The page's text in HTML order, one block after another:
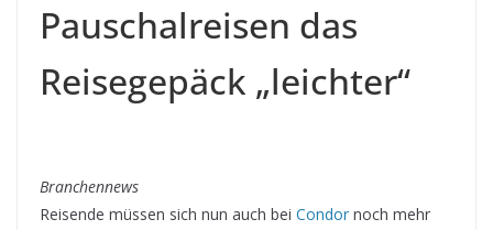
Pauschalreisen das
Reisegepäck „leichter“
Branchennews
Reisende müssen sich nun auch bei Condor noch mehr